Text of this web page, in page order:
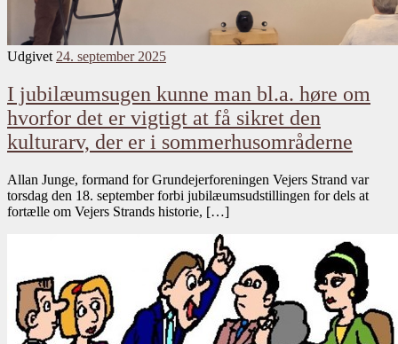
Udgivet24. september 2025
I jubilæumsugen kunne man bl.a. høre om
hvorfor det er vigtigt at få sikret den
kulturarv, der er i sommerhusområderne
Allan Junge, formand for Grundejerforeningen Vejers Strand var
torsdag den 18. september forbi jubilæumsudstillingen for dels at
fortælle om Vejers Strands historie, […]